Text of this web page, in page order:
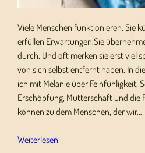
Viele Menschen funktionieren. Sie
erfüllen Erwartungen.Sie
durch. Und oft merken sie erst viel
von sich selbst entfernt haben. In
ich mit Melanie über Feinfühligkeit,
Erschöpfung, Mutterschaft und die
können zu dem Menschen, der wir…
Weiterlesen